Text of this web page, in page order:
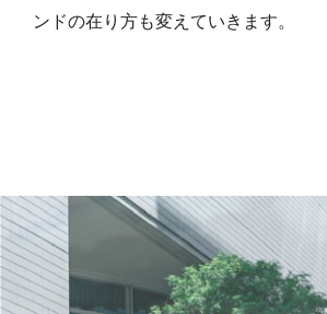
ンドの在り⽅も変えていきます。